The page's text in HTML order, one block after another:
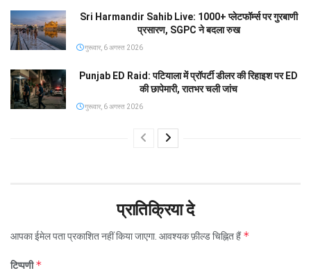
Sri Harmandir Sahib Live: 1000+ प्लेटफॉर्म्स पर गुरबाणी
प्रसारण, SGPC ने बदला रुख
गुरूवार, 6 अगस्त 2026
Punjab ED Raid: पटियाला में प्रॉपर्टी डीलर की रिहाइश पर ED
की छापेमारी, रातभर चली जांच
गुरूवार, 6 अगस्त 2026
प्रातिक्रिया दे
आपका ईमेल पता प्रकाशित नहीं किया जाएगा. आवश्यक फ़ील्ड चिह्नित हैं*
टिप्पणी*